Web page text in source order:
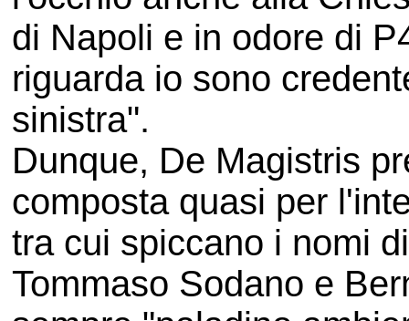
di Napoli e in odore di
riguarda io sono
sinistra".
Dunque, De Magistris
composta quasi per
tra cui spiccano i nomi
Tommaso Sodano e